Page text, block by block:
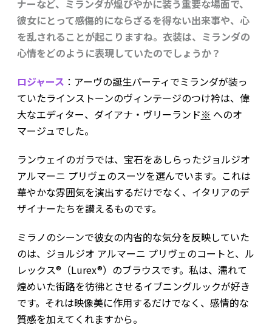
ナーなど、ミランダが煌びやかに装う重要な場面で、
彼女にとって感傷的にならざるを得ない出来事や、心
を乱されることが起こりますね。衣装は、ミランダの
心情をどのように表現していたのでしょうか？
ロジャース ：アーヴの誕生パーティでミランダが装っ
ていたラインストーンのヴィンテージのつけ衿は、偉
大なエディター、ダイアナ・ヴリーランド※ へのオ
マージュでした。
ランウェイのガラでは、宝石をあしらったジョルジオ
アルマーニ プリヴェのスーツを選んでいます。これは
華やかな雰囲気を演出するだけでなく、イタリアのデ
ザイナーたちを讃えるものです。
ミラノのシーンで彼女の内省的な気分を反映していた
のは、ジョルジオ アルマーニ プリヴェのコートと、ル
レックス®︎（Lurex®︎）のブラウスです。私は、濡れて
煌めいた街路を彷彿とさせるイブニングルックが好き
です。それは映像美に作用するだけでなく、感情的な
質感を加えてくれますから。